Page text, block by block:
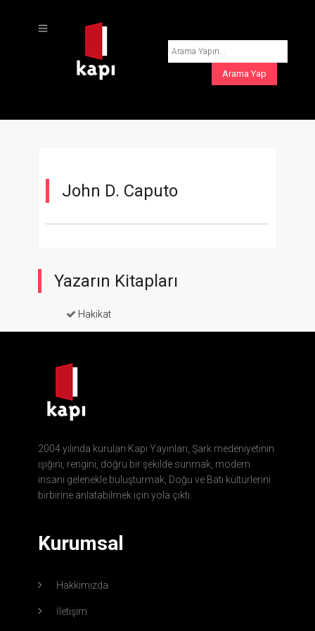
John D. Caputo
Yazarın Kitapları
Hakikat
2004 yılında kurulan Kapı Yayınları, Şark medeniyetinin
ışığını, rengini, doğru bir şekilde sunmak, modern
insanı gelenekle buluşturmak, Doğu ve Batı kültürlerini
birbirine anlatabilmek için yola çıktı.
Kurumsal
Hakkımızda
İletişim